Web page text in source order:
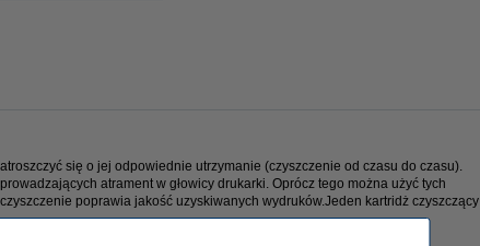
się o jej odpowiednie utrzymanie (czyszczenie od czasu do czasu).
atrament w głowicy drukarki. Oprócz tego można użyć tych
poprawia jakość uzyskiwanych wydruków.Jeden kartridż czyszczący